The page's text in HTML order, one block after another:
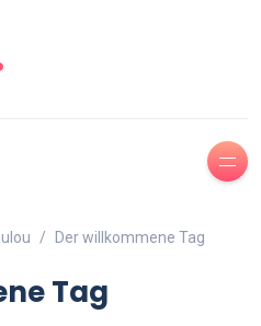
Der willkommene Tag
Tag